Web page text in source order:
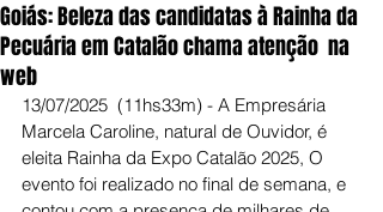
Goiás: Beleza das candidatas à Rainha da
Pecuária em Catalão chama atenção na
web
13/07/2025  (11hs33m) - A Empresária
Marcela Caroline, natural de Ouvidor, é
eleita Rainha da Expo Catalão 2025, O
evento foi realizado no final de semana, e